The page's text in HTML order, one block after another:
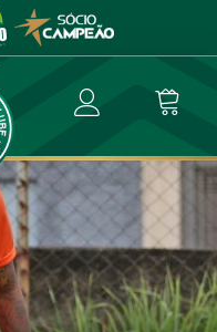
do
acerta chegada do volante Índio